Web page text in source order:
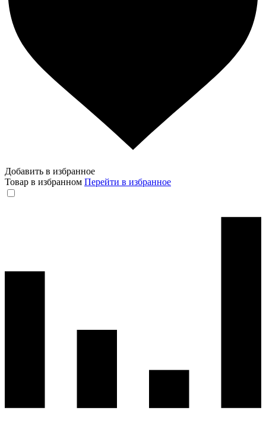
Добавить в избранное
Товар в избранном Перейти в избранное